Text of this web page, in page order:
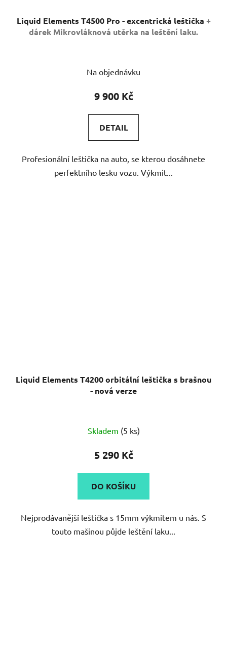
Liquid Elements T4500 Pro - excentrická leštička +
dárek Mikrovláknová utěrka na leštění laku.
Na objednávku
9 900 Kč
DETAIL
Profesionální leštička na auto, se kterou dosáhnete
perfektního lesku vozu. Výkmit...
Liquid Elements T4200 orbitální leštička s brašnou
- nová verze
hodnocení
produktu
4,6
z
hvězdiček.
Skladem (5 ks)
5 290 Kč
DO KOŠÍKU
Nejprodávanější leštička s 15mm výkmitem u nás. S
touto mašinou půjde leštění laku...